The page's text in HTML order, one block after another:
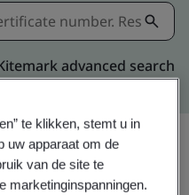
advanced search
Delen:
te klikken, stemt u in
uw apparaat om de
van de site te
marketinginspanningen.